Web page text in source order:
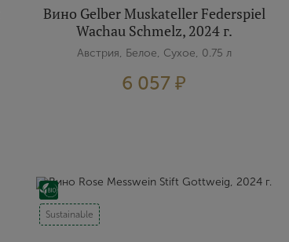
Вино Gelber Muskateller Federspiel
Wachau Schmelz, 2024 г.
Австрия, Белое, Сухое, 0.75 л
6 057 ₽
Sustainable